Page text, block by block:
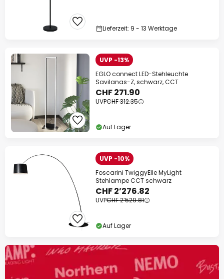
Lieferzeit: 9 - 13 Werktage
UVP -13%
EGLO connect LED-Stehleuchte
Savilanas-Z, schwarz, CCT
CHF 271.90
UVPCHF 312.35
Auf Lager
UVP -10%
Foscarini TwiggyElle MyLight
Stehlampe CCT schwarz
CHF 2’276.82
UVPCHF 2’529.81
Auf Lager